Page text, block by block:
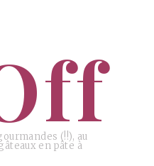
(!!), au
en pâte à